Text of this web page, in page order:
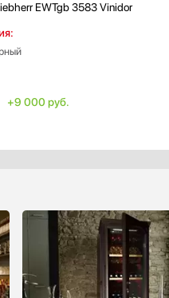
EWTgb 3583 Vinidor
+9 000 руб.